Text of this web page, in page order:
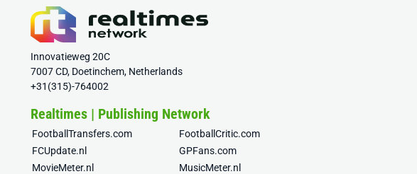
Innovatieweg 20C
7007 CD, Doetinchem, Netherlands
+31(315)-764002
Realtimes | Publishing Network
FootballTransfers.com
FootballCritic.com
FCUpdate.nl
GPFans.com
MovieMeter.nl
MusicMeter.nl